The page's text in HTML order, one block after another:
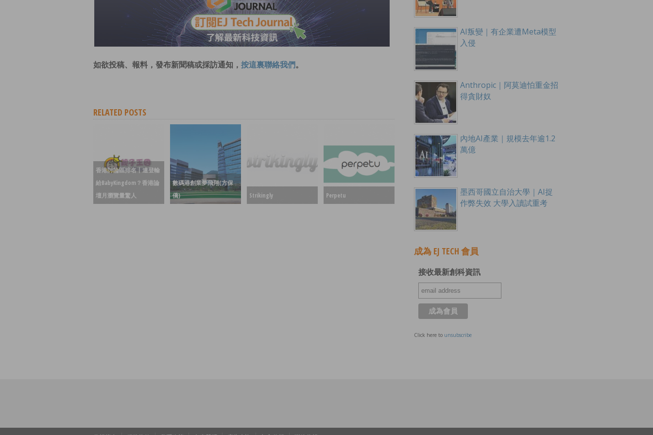
如欲投稿、報料，發布新聞稿或採訪通知， 按這裏聯絡我們 。
RELATED POSTS
香港討論區排名丨連登輸
給BabyKingdom？香港論
壇月瀏覽量驚人
數碼港創業夢飛翔(方保
僑)
Strikingly Perpetu
AI叛變｜有企業遭Meta模型
入侵
Anthropic｜阿莫迪怕重金招
得貪財奴
內地AI產業｜規模去年逾1.2
萬億
墨西哥國立自治大學｜AI捉
作弊失效 大學入讀試重考
成為 EJ TECH 會員
接收最新創科資訊
Click here to unsubscribe